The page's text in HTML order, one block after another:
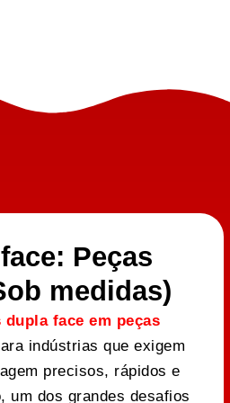
Peças
medidas)
dupla face em peças
indústrias que exigem
precisos, rápidos e
um dos grandes desafios